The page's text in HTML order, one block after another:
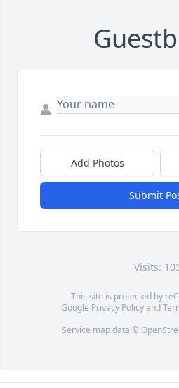
Add Photos
Submit
Visits:
This site is protected by
Google Privacy Policyand
Service map data ©